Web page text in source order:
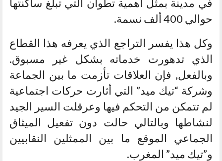
في مدينة بمثل أهمية تطوان التي تبلغ ساكنتها
حوالي 400 ألف نسمة.
وكل هذا يفسر التراجع الذي يعرفه هذا القطاع
الذي تدهورت خدماته بشكل غير مسبوق.
وبالفعل, فإن العلاقات تأزمت ما بين الجماعة
وشركة “تيك ميد” التي أثارت حركات اجتماعية
لم تتمكن من التحكم فيها وعرقلت السير الجيد
لنشاطها وبالتالي حالت دون تفعيل الميثاق
الجماعي الموقع ما بين الممثلين النقابيين
و”تيك ميد” المغرب.